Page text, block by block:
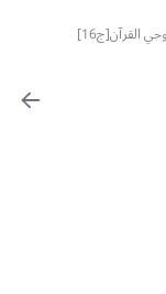
القرآن[ج16]